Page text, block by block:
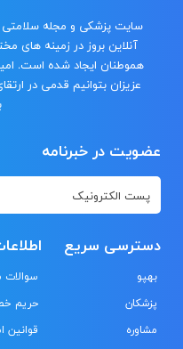
سایت پزشکی و مجله سلامتی
آنلاین بروز در زمینه های
هموطنان ایجاد شده است.
عزیزان بتوانیم قدمی در
عضویت در خبرنامه
دسترسی سریع
بهپو
پزشکان
مشاوره
سوالات
حریم
قوانین